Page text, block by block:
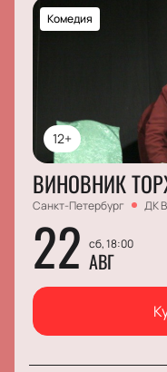
12+
Комедия
ВИНОВНИК
Санкт-Петербург ДК
22 сб, 18:00
АВГ